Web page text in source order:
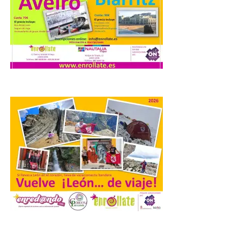
que apuesta por el legado.
6 Ago 2026
Los días 7, 8 y 9 de agosto
de 2026, Camarzana de
Tera volverá a convertirse
Orpheus. Vivimos un momento en el que la
música en directo mueve grandes
fenómenos de […]
El Ayuntamiento de
Cabrillanes analizará,
conforme a la legalidad, la
solicitud para la
celebración del Iberia
Eclipse Festival